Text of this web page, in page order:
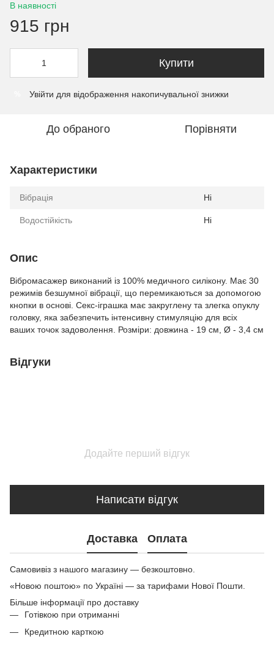
В наявності
915 грн
Купити
Увійти для відображення накопичувальної знижки
До обраного Порівняти
Характеристики
Вібрація Ні
Водостійкість Ні
Опис
Вібромасажер виконаний із 100% медичного силікону. Має 30
режимів безшумної вібрації, що перемикаються за допомогою
кнопки в основі. Секс-іграшка має закруглену та злегка опуклу
головку, яка забезпечить інтенсивну стимуляцію для всіх
ваших точок задоволення. Розміри: довжина - 19 см, Ø - 3,4 см
Відгуки
Додайте перший відгук
Написати відгук
Доставка Оплата
Самовивіз з нашого магазину — безкоштовно.
«Новою поштою» по Україні — за тарифами Нової Пошти.
Більше інформації про доставку
Готівкою при отриманні
Кредитною карткою